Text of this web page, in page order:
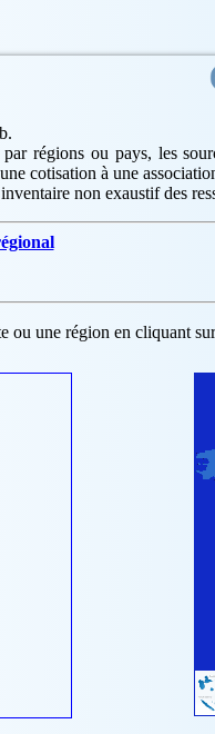
par régions ou pays, les
cotisation à une
non exaustif des
ou une région en cliquant